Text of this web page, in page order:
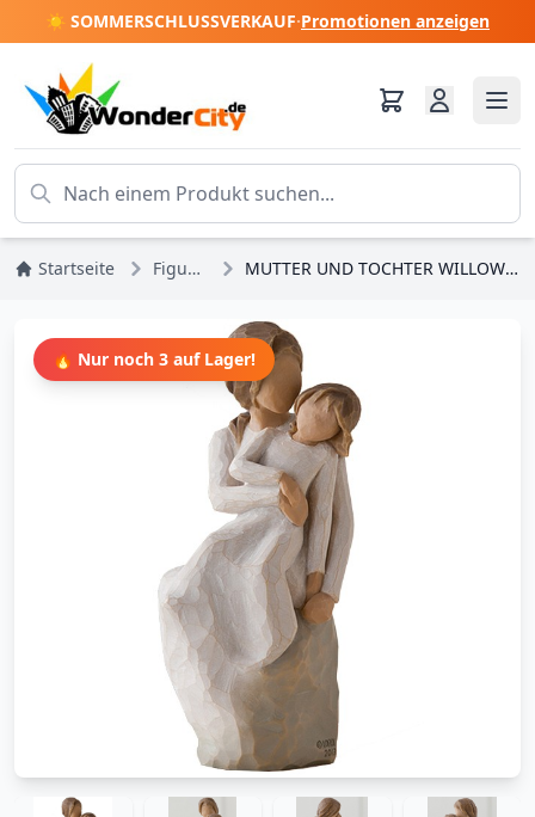
☀️ SOMMERSCHLUSSVERKAUF·Promotionen anzeigen
Startseite Figuren MUTTER UND TOCHTER WILLOW TREE
🔥 Nur noch 3 auf Lager!